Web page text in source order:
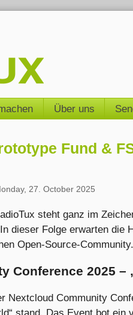
Über uns
Fund &
27. October 2025
steht ganz im
dieser Folge erwarten die
Open-Source-Community.
Conference 2025
Nextcloud Community